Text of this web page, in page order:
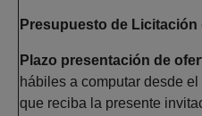
Presupuesto de Licitación
Plazo presentación de
hábiles a computar desde
que reciba la presente